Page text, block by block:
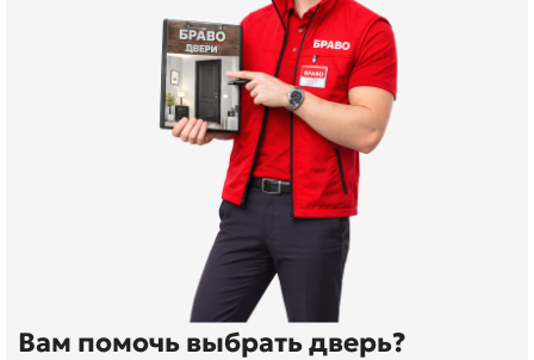
Вам помочь выбрать дверь?